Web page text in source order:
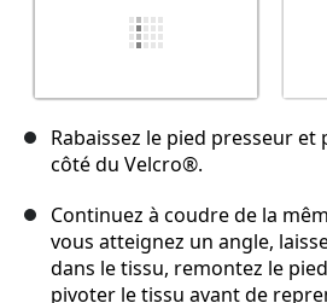
Rabaissez le pied presseur et
côté du Velcro®.
Continuez à coudre de la
vous atteignez un angle,
dans le tissu, remontez le
pivoter le tissu avant de